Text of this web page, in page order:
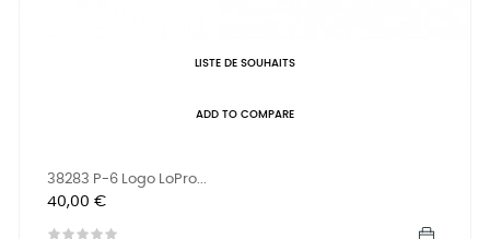
LISTE DE SOUHAITS
ADD TO COMPARE
38283 P-6 Logo LoPro...
Prix
40,00 €